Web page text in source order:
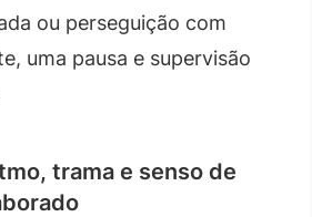
ou perseguição com
uma pausa e supervisão
trama e senso de